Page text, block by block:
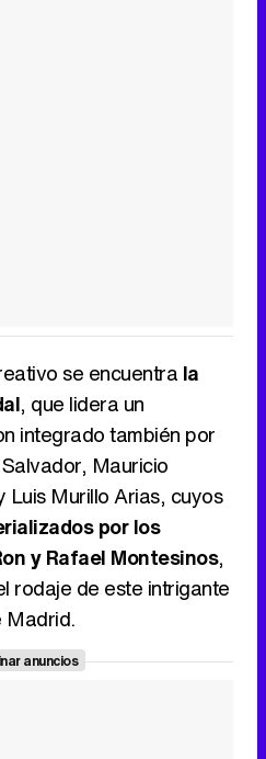
se encuentra la
, que lidera un
integrado también por
Mauricio
Luis Murillo Arias, cuyos
por los
y Rafael Montesinos,
rodaje de este intrigante
Madrid.
anuncios